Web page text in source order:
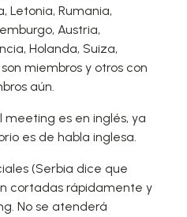
Letonia, Rumania,
Austria,
Holanda, Suiza,
miembros y otros con
aún.
meeting es en inglés, ya
es de habla inglesa.
(Serbia dice que
cortadas rápidamente y
No se atenderá